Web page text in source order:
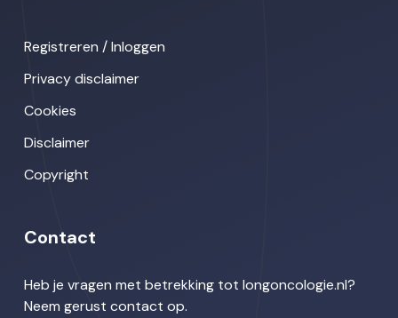
Registreren / Inloggen
Privacy disclaimer
Cookies
Disclaimer
Copyright
Contact
Heb je vragen met betrekking tot longoncologie.nl?
Neem gerust contact op.